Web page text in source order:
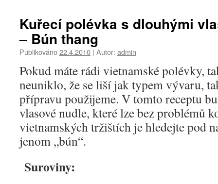
Kuřecí polévka s dlouhými
– Bún thang
Publikováno22.4.2010 | Autor: admin
Pokud máte rádi vietnamské polévky,
neuniklo, že se liší jak typem vývaru,
přípravu použijeme. V tomto receptu
vlasové nudle, které lze bez problémů
vietnamských tržištích je hledejte pod
jenom „bún“.
Suroviny: